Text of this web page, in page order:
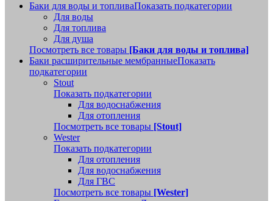
Баки для воды и топливаПоказать подкатегории
Для воды
Для топлива
Для душа
Посмотреть все товары [Баки для воды и топлива]
Баки расширительные мембранныеПоказать
подкатегории
Stout
Показать подкатегории
Для водоснабжения
Для отопления
Посмотреть все товары [Stout]
Wester
Показать подкатегории
Для отопления
Для водоснабжения
Для ГВС
Посмотреть все товары [Wester]